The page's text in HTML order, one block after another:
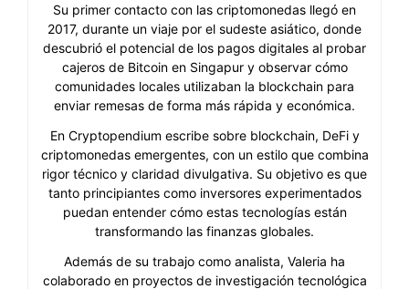
Su primer contacto con las criptomonedas llegó en
2017, durante un viaje por el sudeste asiático, donde
descubrió el potencial de los pagos digitales al probar
cajeros de Bitcoin en Singapur y observar cómo
comunidades locales utilizaban la blockchain para
enviar remesas de forma más rápida y económica.
En Cryptopendium escribe sobre blockchain, DeFi y
criptomonedas emergentes, con un estilo que combina
rigor técnico y claridad divulgativa. Su objetivo es que
tanto principiantes como inversores experimentados
puedan entender cómo estas tecnologías están
transformando las finanzas globales.
Además de su trabajo como analista, Valeria ha
colaborado en proyectos de investigación tecnológica